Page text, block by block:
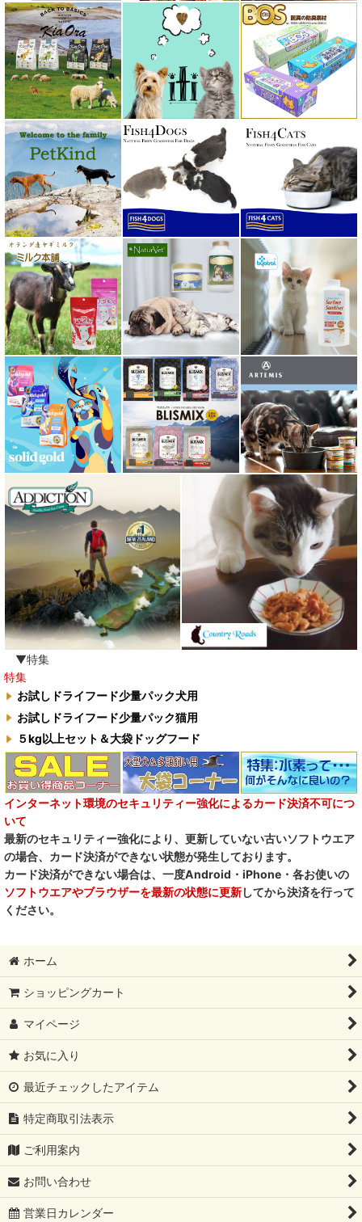
▼特集
特集
お試しドライフード少量パック犬用
お試しドライフード少量パック猫用
５kg以上セット＆大袋ドッグフード
インターネット環境のセキュリティー強化によるカード決済不可につ
いて
最新のセキュリティー強化により、更新していない古いソフトウエア
の場合、カード決済ができない状態が発生しております。
カード決済ができない場合は、一度Android・iPhone・各お使いの
ソフトウエアやブラウザーを最新の状態に更新してから決済を行って
ください。
ホーム
ショッピングカート
マイページ
お気に入り
最近チェックしたアイテム
特定商取引法表示
ご利用案内
お問い合わせ
営業日カレンダー